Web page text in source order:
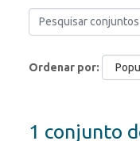
Ordenar por
1 conjunto